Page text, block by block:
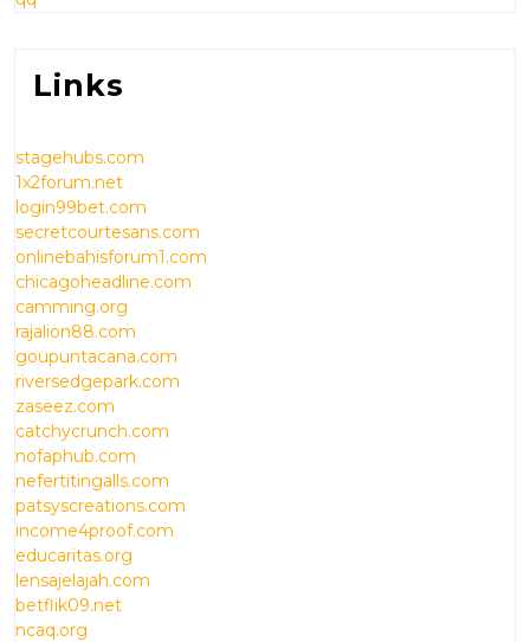
Links
stagehubs.com
1x2forum.net
login99bet.com
secretcourtesans.com
onlinebahisforum1.com
chicagoheadline.com
camming.org
rajalion88.com
goupuntacana.com
riversedgepark.com
zaseez.com
catchycrunch.com
nofaphub.com
nefertitingalls.com
patsyscreations.com
income4proof.com
educaritas.org
lensajelajah.com
betflik09.net
ncaq.org